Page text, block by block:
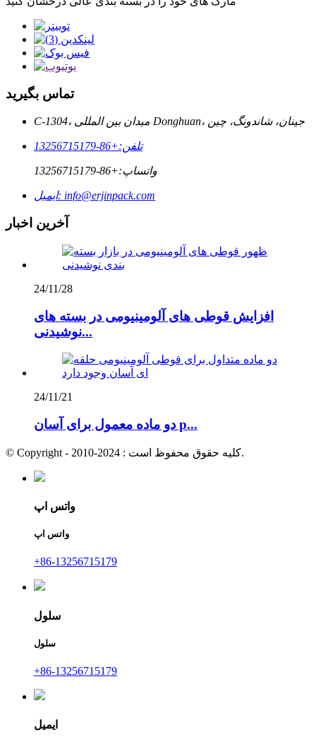
تماس بگیرید
C-1304، میدان بین المللی Donghuan، جینان، شاندونگ، چین
تلفن:+86-13256715179
واتساپ:+86-13256715179
ایمیل: info@erjinpack.com
آخرین اخبار
24/11/28
افزایش قوطی های آلومینیومی در بسته های
نوشیدنی...
24/11/21
دو ماده معمول برای آسان p...
© Copyright - 2010-2024 : کلیه حقوق محفوظ است.
واتس اپ
واتس اپ
+86-13256715179
سلول
سلول
+86-13256715179
ایمیل